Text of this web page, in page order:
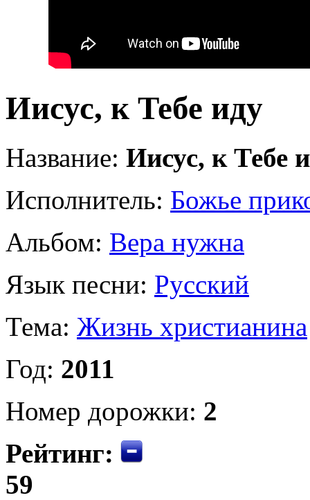
Иисус, к Тебе иду
Название: Иисус, к Тебе
Исполнитель: Божье
Альбом: Вера нужна
Язык песни: Русский
Тема: Жизнь христианина
Год: 2011
Номер дорожки: 2
Рейтинг:
59